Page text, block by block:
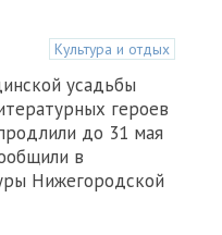
Культура и отдых
усадьбы
героев
до 31 мая
в
Нижегородской